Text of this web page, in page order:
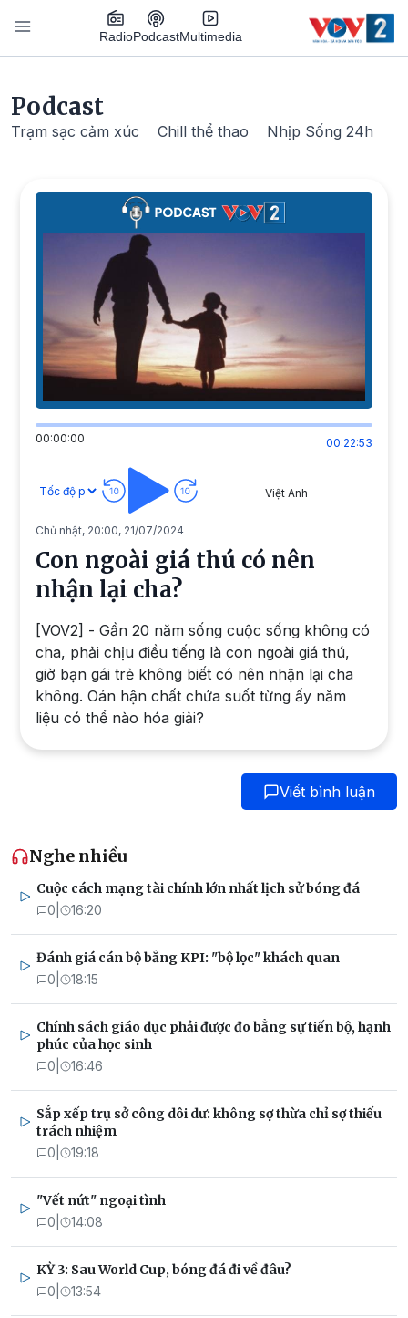
Nhảy đến nội dung
RadioPodcastMultimedia
Podcast
Trạm sạc cảm xúc Chill thể thao Nhịp Sống 24h
00:00:00 00:22:53
Việt Anh
Chủ nhật, 20:00, 21/07/2024
Con ngoài giá thú có nên
nhận lại cha?
[VOV2] - Gần 20 năm sống cuộc sống không có
cha, phải chịu điều tiếng là con ngoài giá thú,
giờ bạn gái trẻ không biết có nên nhận lại cha
không. Oán hận chất chứa suốt từng ấy năm
liệu có thể nào hóa giải?
Viết bình luận
Nghe nhiều
Cuộc cách mạng tài chính lớn nhất lịch sử bóng đá
0 16:20
Đánh giá cán bộ bằng KPI: "bộ lọc" khách quan
0 18:15
Chính sách giáo dục phải được đo bằng sự tiến bộ, hạnh
phúc của học sinh
0 16:46
Sắp xếp trụ sở công dôi dư: không sợ thừa chỉ sợ thiếu
trách nhiệm
0 19:18
"Vết nứt" ngoại tình
0 14:08
KỲ 3: Sau World Cup, bóng đá đi về đâu?
0 13:54